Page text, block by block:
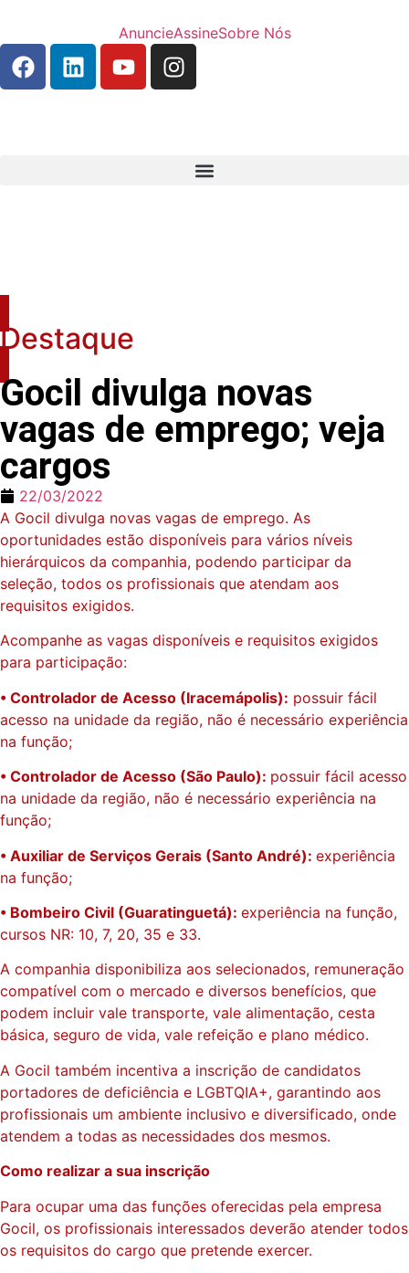
AnuncieAssineSobre Nós
Destaque
Gocil divulga novas
vagas de emprego; veja
cargos
22/03/2022
A Gocil divulga novas vagas de emprego. As
oportunidades estão disponíveis para vários níveis
hierárquicos da companhia, podendo participar da
seleção, todos os profissionais que atendam aos
requisitos exigidos.
Acompanhe as vagas disponíveis e requisitos exigidos
para participação:
• Controlador de Acesso (Iracemápolis): possuir fácil
acesso na unidade da região, não é necessário experiência
na função;
• Controlador de Acesso (São Paulo): possuir fácil acesso
na unidade da região, não é necessário experiência na
função;
• Auxiliar de Serviços Gerais (Santo André): experiência
na função;
• Bombeiro Civil (Guaratinguetá): experiência na função,
cursos NR: 10, 7, 20, 35 e 33.
A companhia disponibiliza aos selecionados, remuneração
compatível com o mercado e diversos benefícios, que
podem incluir vale transporte, vale alimentação, cesta
básica, seguro de vida, vale refeição e plano médico.
A Gocil também incentiva a inscrição de candidatos
portadores de deficiência e LGBTQIA+, garantindo aos
profissionais um ambiente inclusivo e diversificado, onde
atendem a todas as necessidades dos mesmos.
Como realizar a sua inscrição
Para ocupar uma das funções oferecidas pela empresa
Gocil, os profissionais interessados deverão atender todos
os requisitos do cargo que pretende exercer.